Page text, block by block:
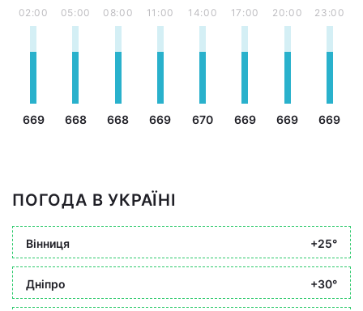
02:00
669
05:00
668
08:00
668
11:00
669
14:00
670
17:00
669
20:00
669
23:00
669
ПОГОДА В УКРАЇНІ
Вінниця +25°
Дніпро +30°